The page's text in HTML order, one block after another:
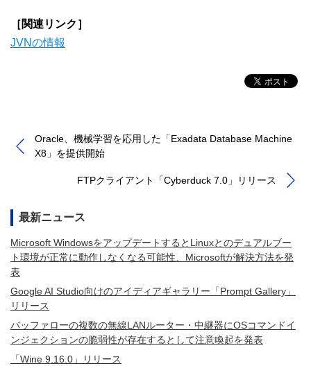
［関連リンク］
JVNの情報
Oracle、機械学習を応用した「Exadata Database Machine
X8」を提供開始
FTPクライアント「Cyberduck 7.0」リリース
最新ニュース
Microsoft WindowsをアップデートするとLinuxとのデュアルブー
ト環境が正常に動作しなくなる可能性、Microsoftが解決方法を発
表
Google AI Studio向けのアイディアギャラリー「Prompt Gallery」
リリース
バッファローの複数の無線LANルーター・中継器にOSコマンドイ
ンジェクションの脆弱性が存在するとして注意喚起を発表
「Wine 9.16.0」リリース